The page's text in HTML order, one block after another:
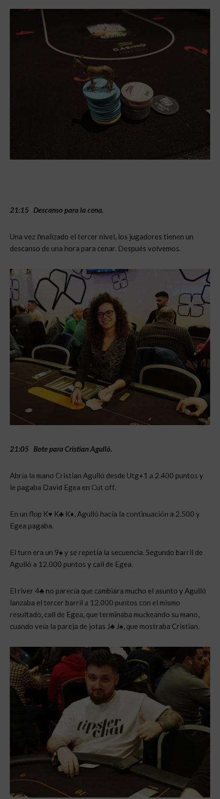
21:15 Descanso para la cena.
Una vez finalizado el tercer nivel, los jugadores tienen un
descanso de una hora para cenar. Después volvemos.
21:05 Bote para Cristian Agulló.
Abría la mano Cristian Agulló desde Utg+1 a 2.400 puntos y
le pagaba David Egea en Cut off.
En un flop K♥ K♣ K♦, Agulló hacía la continuación a 2.500 y
Egea pagaba.
El turn era un 9♠ y se repetía la secuencia. Segundo barril de
Agulló a 12.000 puntos y call de Egea.
El river 4♣ no parecía que cambiara mucho el asunto y Agulló
lanzaba el tercer barril a 12.000 puntos con el mismo
resultado, call de Egea, que terminaba muckeando su mano,
cuando veía la pareja de jotas J♣ J♠, que mostraba Cristian.